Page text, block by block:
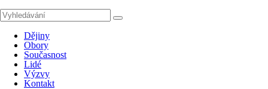
Dějiny
Obory
Současnost
Lidé
Výzvy
Kontakt